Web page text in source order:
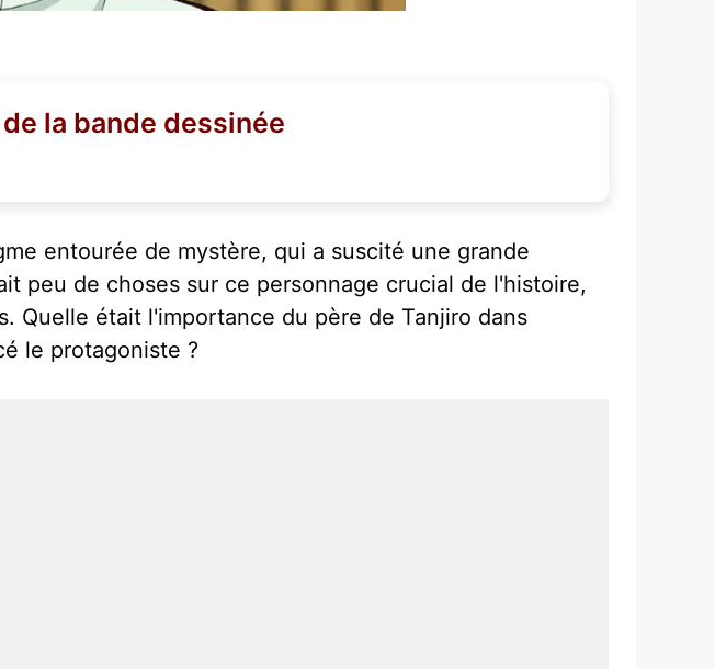
la bande dessinée
entourée de mystère, qui a suscité une grande
peu de choses sur ce personnage crucial de l'histoire,
Quelle était l'importance du père de Tanjiro dans
le protagoniste ?